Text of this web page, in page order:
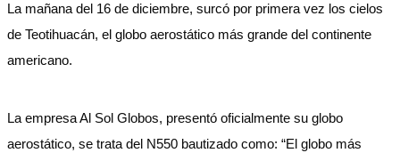
La mañana del 16 de diciembre, surcó por primera vez los cielos
de Teotihuacán, el globo aerostático más grande del continente
americano.
La empresa Al Sol Globos, presentó oficialmente su globo
aerostático, se trata del N550 bautizado como: “El globo más